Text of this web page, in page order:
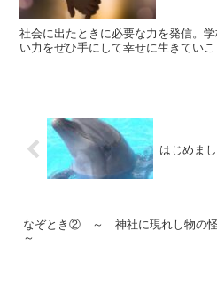
社会に出たときに必要な力を発信。
い力をぜひ手にして幸せに生きていこ
はじめま
なぞとき② ～ 神社に現れし物の
～